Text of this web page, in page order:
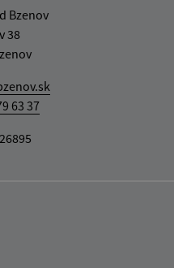
Bzenov
38
63 37